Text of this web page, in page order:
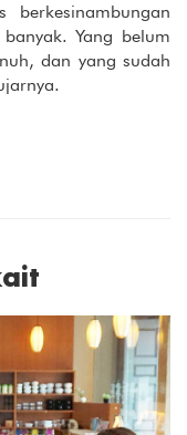
Yang belum
dan yang sudah